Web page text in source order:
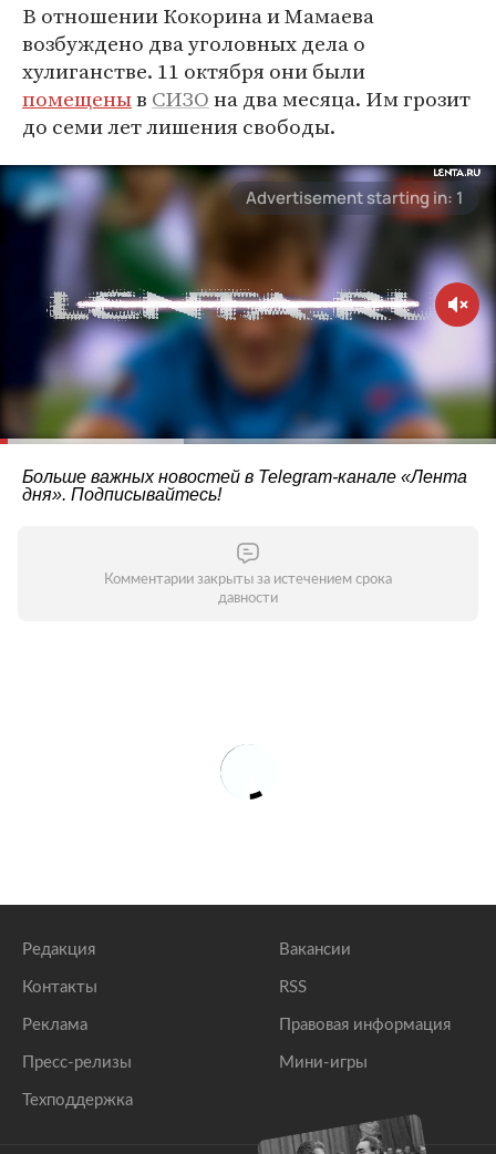
В отношении Кокорина и Мамаева
возбуждено два уголовных дела о
хулиганстве. 11 октября они были
помещеныв СИЗОна два месяца. Им грозит
до семи лет лишения свободы.
Больше важных новостей в Telegram-канале «Лента
дня». Подписывайтесь!
Комментарии закрыты за истечением срока
давности
Редакция
Контакты
Реклама
Пресс-релизы
Техподдержка
Вакансии
RSS
Правовая информация
Мини-игры